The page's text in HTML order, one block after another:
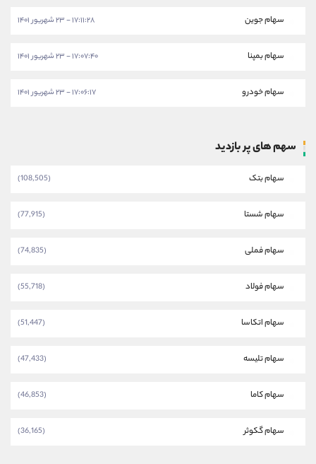
سهام جوین ۱۷:۱۱:۲۸ - ۲۳ شهریور ۱۴۰۱
سهام بمپنا ۱۷:۰۷:۴۰ - ۲۳ شهریور ۱۴۰۱
سهام خودرو ۱۷:۰۶:۱۷ - ۲۳ شهریور ۱۴۰۱
سهم های پر بازدید
سهام بتک (108,505)
سهام شستا (77,915)
سهام فملی (74,835)
سهام فولاد (55,718)
سهام اتکاسا (51,447)
سهام تلیسه (47,433)
سهام کاما (46,853)
سهام گکوثر (36,165)